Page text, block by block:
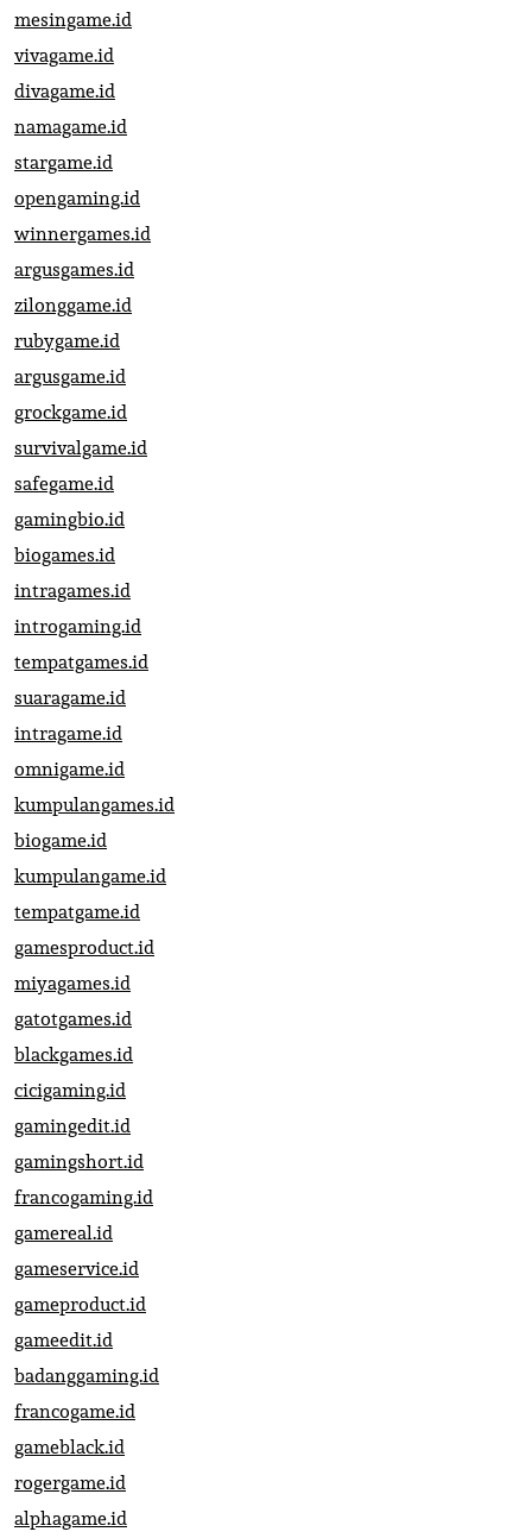
mesingame.id
vivagame.id
divagame.id
namagame.id
stargame.id
opengaming.id
winnergames.id
argusgames.id
zilonggame.id
rubygame.id
argusgame.id
grockgame.id
survivalgame.id
safegame.id
gamingbio.id
biogames.id
intragames.id
introgaming.id
tempatgames.id
suaragame.id
intragame.id
omnigame.id
kumpulangames.id
biogame.id
kumpulangame.id
tempatgame.id
gamesproduct.id
miyagames.id
gatotgames.id
blackgames.id
cicigaming.id
gamingedit.id
gamingshort.id
francogaming.id
gamereal.id
gameservice.id
gameproduct.id
gameedit.id
badanggaming.id
francogame.id
gameblack.id
rogergame.id
alphagame.id